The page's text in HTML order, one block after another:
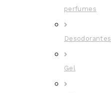
perfumes
Desodorantes
Gel